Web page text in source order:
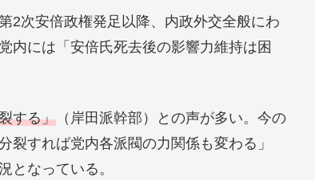
2次安倍政権発足以降、内政外交全般にわ
内には「安倍氏死去後の影響力維持は困
する」 （岸田派幹部）との声が多い。今の
裂すれば党内各派閥の力関係も変わる」
となっている。